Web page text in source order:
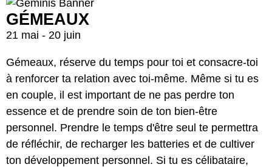
GÉMEAUX
21 mai - 20 juin
Gémeaux, réserve du temps pour toi et consacre-toi
à renforcer ta relation avec toi-même. Même si tu es
en couple, il est important de ne pas perdre ton
essence et de prendre soin de ton bien-être
personnel. Prendre le temps d'être seul te permettra
de réfléchir, de recharger les batteries et de cultiver
ton développement personnel. Si tu es célibataire,